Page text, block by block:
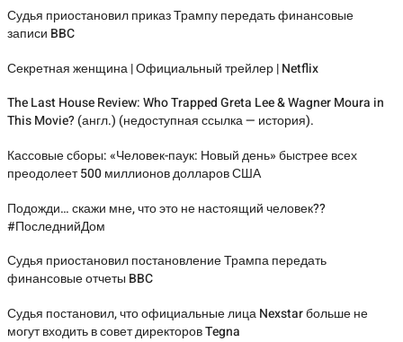
Судья приостановил приказ Трампу передать финансовые
записи BBC
Секретная женщина | Официальный трейлер | Netflix
The Last House Review: Who Trapped Greta Lee & Wagner Moura in
This Movie? (англ.) (недоступная ссылка — история).
Кассовые сборы: «Человек-паук: Новый день» быстрее всех
преодолеет 500 миллионов долларов США
Подожди… скажи мне, что это не настоящий человек??
#ПоследнийДом
Судья приостановил постановление Трампа передать
финансовые отчеты BBC
Судья постановил, что официальные лица Nexstar больше не
могут входить в совет директоров Tegna